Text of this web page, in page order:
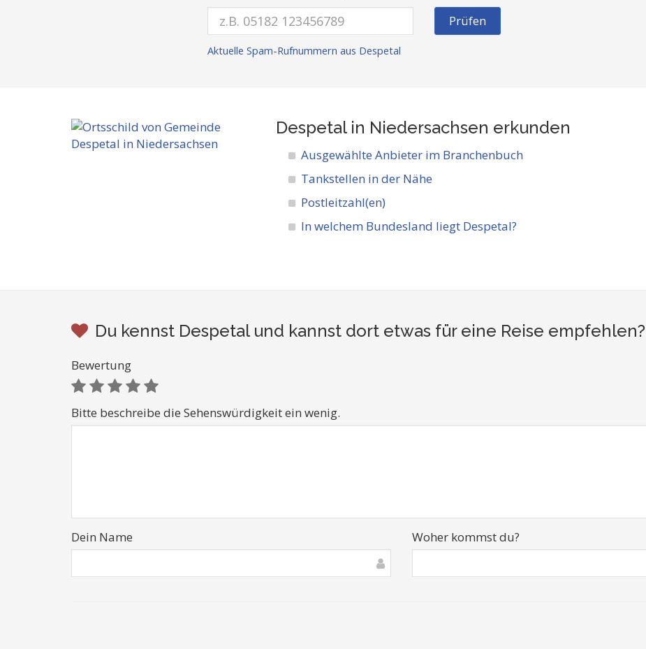
Prüfen
Aktuelle Spam-Rufnummern aus Despetal
Despetal in Niedersachsen erkunden
Ausgewählte Anbieter im Branchenbuch
Tankstellen in der Nähe
Postleitzahl(en)
In welchem Bundesland liegt Despetal?
Du kennst Despetal und kannst dort etwas für eine Reise empfehlen?
Bewertung
Bitte beschreibe die Sehenswürdigkeit ein wenig.
Dein Name Woher kommst du?